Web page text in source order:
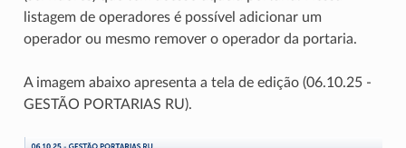
listagem de operadores é possível adicionar um
operador ou mesmo remover o operador da portaria.
A imagem abaixo apresenta a tela de edição (06.10.25 -
GESTÃO PORTARIAS RU).